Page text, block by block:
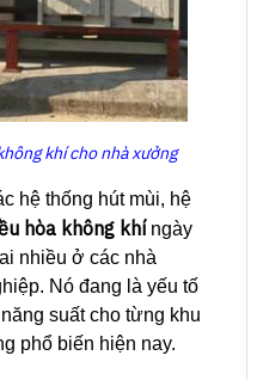
khí cho nhà xưởng
hệ thống hút mùi, hệ
hòa không khí ngày
nhiều ở các nhà
Nó đang là yếu tố
suất cho từng khu
phổ biến hiện nay.